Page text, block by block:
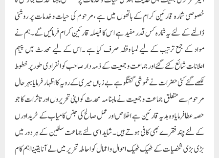
خصوصی شمارہ قارئین کرام کے ہاتھوں میں ہے ،مرحوم کی حیات و خدمات پر روشنی
ڈالنے کے لئے یہ شمارہ کس قدر مفید ہے اس کا فیصلہ قارئین کرام فرمائیں گے۔ہم نے
مواد کے جمع ترتیب کے لیے لمبا وقفہ صرف کیا ہے ۔اس کے لیے محدث میں پیہم
اعلانات شائع کئے گئے اور جماعت و جمعیت کے ذمہ دار صاحب کو انفرادی طور پر خطوط
لکھے گئے کئی حضرات نے خمو شی گفتگو ہے بے زباں میری کے رویہ کا اظہار فرمایا بہرحال
مرحوم سے متعلق جماعت و جمعیت نے ماہنا مہ محدث کو اپنی تحریروں اور تاثرات کا جو
حصہ عطا فرمایا وہ ہدیہ قارئین ہے اخلاص اور عمل صالح کی جنس کامیاب کے خریداورں
کے لئے چند فقرے بھی کافی ہوتے ہیں۔ شاید اسی لئے جماعت سلفین کے ہر دور میں
بڑی بڑی شخصیات کے ٹھیک ٹھیک احوال و اعمال کو احاطہ تحریر میں لے آنا یقینا اہم کام